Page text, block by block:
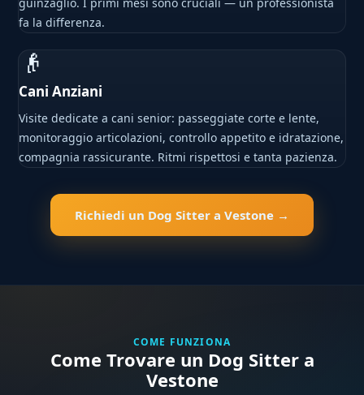
fa la differenza.
👴
Cani Anziani
Visite dedicate a cani senior: passeggiate corte e lente,
monitoraggio articolazioni, controllo appetito e idratazione,
compagnia rassicurante. Ritmi rispettosi e tanta pazienza.
Richiedi un Dog Sitter a Vestone →
COME FUNZIONA
Come Trovare un Dog Sitter a
Vestone